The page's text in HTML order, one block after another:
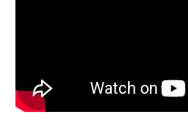
ョ
ン: